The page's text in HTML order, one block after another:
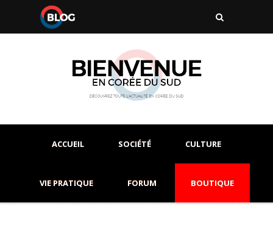
ACCUEIL SOCIÉTÉ CULTURE
VIE PRATIQUE FORUM BOUTIQUE